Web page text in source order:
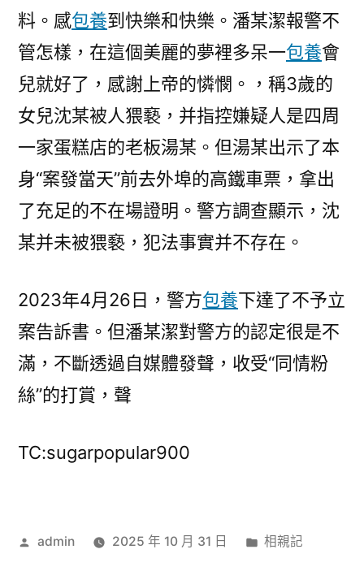
快
評〉
料。感包養到快樂和快樂。潘某潔報警不
管怎樣，在這個美麗的夢裡多呆一包養會
兒就好了，感謝上帝的憐憫。，稱3歲的
女兒沈某被人猥褻，并指控嫌疑人是四周
一家蛋糕店的老板湯某。但湯某出示了本
身“案發當天”前去外埠的高鐵車票，拿出
了充足的不在場證明。警方調查顯示，沈
某并未被猥褻，犯法事實并不存在。
2023年4月26日，警方包養下達了不予立
案告訴書。但潘某潔對警方的認定很是不
滿，不斷透過自媒體發聲，收受“同情粉
絲”的打賞，聲
TC:sugarpopular900
作
admin 2025 年 10 月 31 日
分
相親記